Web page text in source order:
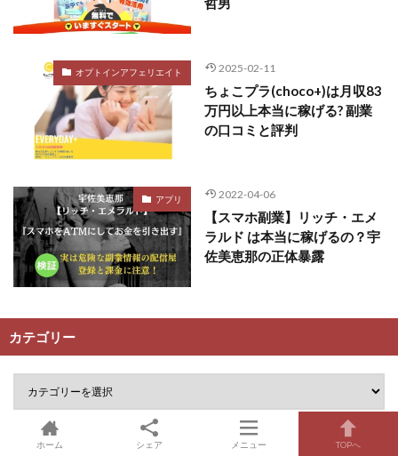
オプトインアフェリエイト 2025-02-11
ちょこプラ(choco+)は月収83
万円以上本当に稼げる? 副業
の口コミと評判
アプリ 2022-04-06
【スマホ副業】リッチ・エメ
ラルド は本当に稼げるの？宇
佐美恵那の正体暴露
カテゴリー
ホーム シェア メニュー TOPへ